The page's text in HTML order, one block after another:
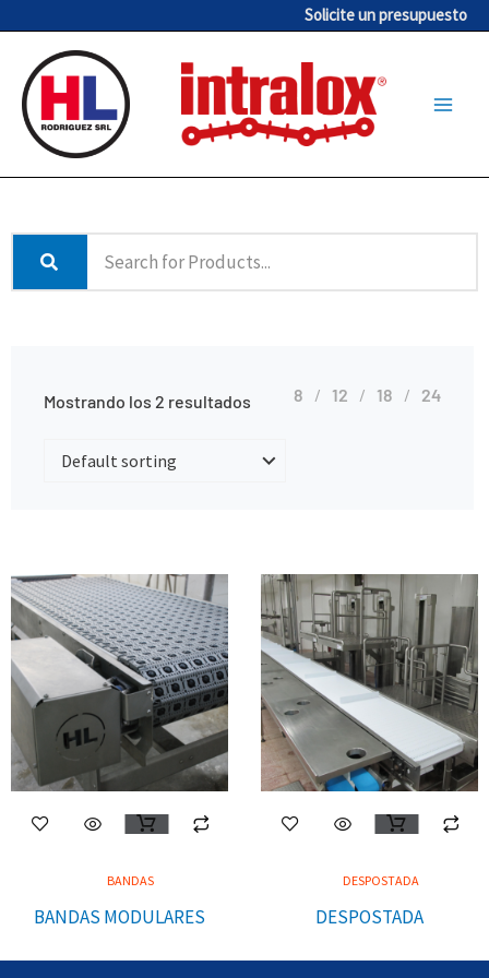
contenido
Solicite un presupuesto
Mostrando los 2 resultados 8 12 18 24
BANDAS
BANDAS MODULARES
DESPOSTADA
DESPOSTADA